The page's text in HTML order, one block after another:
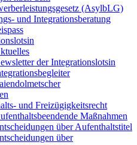
(AsylbLG)
und Integrationsberatung
der Integrationslotsin
und Freizügigkeitsrecht
Maßnahmen
über Aufenthaltstitel
über